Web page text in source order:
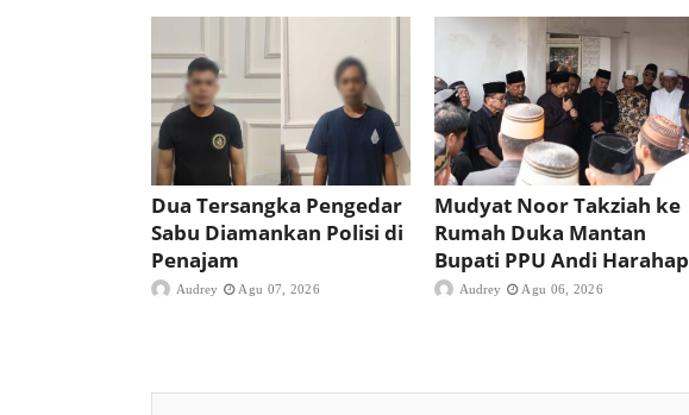
Dua Tersangka Pengedar
Sabu Diamankan Polisi di
Penajam
Audrey Agu 07, 2026
Mudyat Noor Takziah ke
Rumah Duka Mantan
Bupati PPU Andi Harahap
Audrey Agu 06, 2026